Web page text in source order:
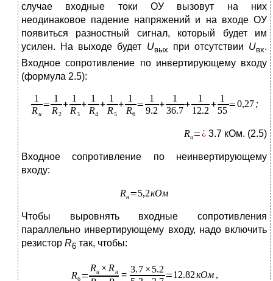
случае входные токи ОУ вызовут на них
неодинаковое падение напряжений и на входе ОУ
появиться разностный сигнал, который будет им
усилен. На выходе будет Uвых при отсутствии Uвх.
Входное сопротивление по инвертирующему входу
(формула 2.5):
3.7 кОм. (2.5)
Входное сопротивление по неинвертирующему
входу:
Чтобы выровнять входные сопротивления
параллельно инвертирующему входу, надо включить
резистор R6 так, чтобы:
=